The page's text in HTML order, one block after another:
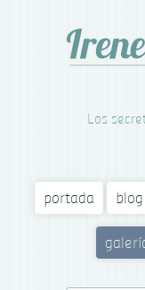
Los
portada